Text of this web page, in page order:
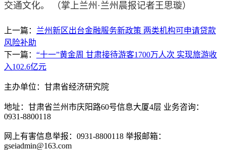
交通文化。
（掌上兰州·兰州晨报记者王思璇）
上一篇： 兰州新区出台金融服务新政策 两类机构可申请贷款
风险补助
下一篇： “十一”黄金周 甘肃接待游客1700万人次 实现旅游收
入102.6亿元
主办单位：甘肃省经济研究院
地址：甘肃省兰州市庆阳路60号信息大厦4层 业务咨询：
0931-8800118
网上有害信息举报：0931-8800118 举报邮箱：
gseiadmin@163.com